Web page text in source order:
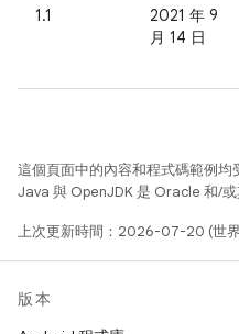
1.1
2021 年 9
月 14 日
這個頁面中的內容和程式碼範例均
Java 與 OpenJDK 是 Oracle 和/或
上次更新時間：2026-07-20 (世界
版本